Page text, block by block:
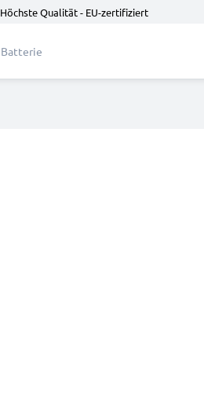
Höchste Qualität - EU-zertifiziert